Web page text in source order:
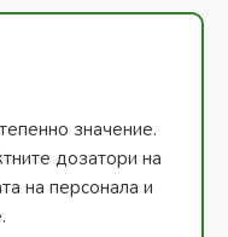
значение.
дозатори на
на персонала и